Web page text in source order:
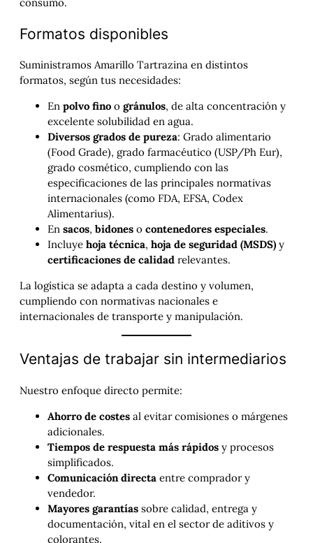
Formatos disponibles
Suministramos Amarillo Tartrazina en distintos
formatos, según tus necesidades:
En polvo fino o gránulos, de alta concentración y
excelente solubilidad en agua.
Diversos grados de pureza: Grado alimentario
(Food Grade), grado farmacéutico (USP/Ph Eur),
grado cosmético, cumpliendo con las
especificaciones de las principales normativas
internacionales (como FDA, EFSA, Codex
Alimentarius).
En sacos, bidones o contenedores especiales.
Incluye hoja técnica, hoja de seguridad (MSDS) y
certificaciones de calidad relevantes.
La logística se adapta a cada destino y volumen,
cumpliendo con normativas nacionales e
internacionales de transporte y manipulación.
Ventajas de trabajar sin intermediarios
Nuestro enfoque directo permite:
Ahorro de costes al evitar comisiones o márgenes
adicionales.
Tiempos de respuesta más rápidos y procesos
simplificados.
Comunicación directa entre comprador y
vendedor.
Mayores garantías sobre calidad, entrega y
documentación, vital en el sector de aditivos y
colorantes.